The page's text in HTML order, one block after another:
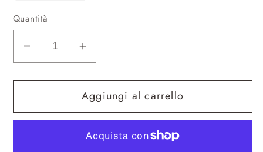
Quantità
Diminuisci
quantità
per
-
Aumenta
quantità
per
IB6130
-
Marlù
Aggiungi al carrello